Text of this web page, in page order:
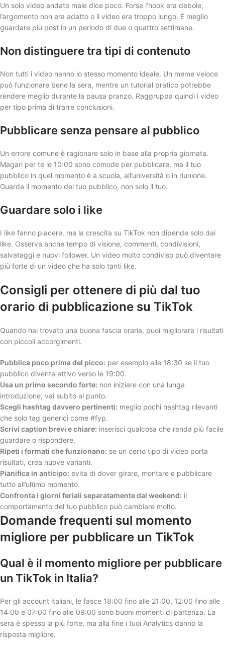
Un solo video andato male dice poco. Forse l’hook era debole,
l’argomento non era adatto o il video era troppo lungo. È meglio
guardare più post in un periodo di due o quattro settimane.
Non distinguere tra tipi di contenuto
Non tutti i video hanno lo stesso momento ideale. Un meme veloce
può funzionare bene la sera, mentre un tutorial pratico potrebbe
rendere meglio durante la pausa pranzo. Raggruppa quindi i video
per tipo prima di trarre conclusioni.
Pubblicare senza pensare al pubblico
Un errore comune è ragionare solo in base alla propria giornata.
Magari per te le 10:00 sono comode per pubblicare, ma il tuo
pubblico in quel momento è a scuola, all’università o in riunione.
Guarda il momento del tuo pubblico, non solo il tuo.
Guardare solo i like
I like fanno piacere, ma la crescita su TikTok non dipende solo dai
like. Osserva anche tempo di visione, commenti, condivisioni,
salvataggi e nuovi follower. Un video molto condiviso può diventare
più forte di un video che ha solo tanti like.
Consigli per ottenere di più dal tuo
orario di pubblicazione su TikTok
Quando hai trovato una buona fascia oraria, puoi migliorare i risultati
con piccoli accorgimenti.
Pubblica poco prima del picco: per esempio alle 18:30 se il tuo
pubblico diventa attivo verso le 19:00.
Usa un primo secondo forte: non iniziare con una lunga
introduzione, vai subito al punto.
Scegli hashtag davvero pertinenti: meglio pochi hashtag rilevanti
che solo tag generici come #fyp.
Scrivi caption brevi e chiare: inserisci qualcosa che renda più facile
guardare o rispondere.
Ripeti i formati che funzionano: se un certo tipo di video porta
risultati, crea nuove varianti.
Pianifica in anticipo: evita di dover girare, montare e pubblicare
tutto all’ultimo momento.
Confronta i giorni feriali separatamente dal weekend: il
comportamento del tuo pubblico può cambiare molto.
Domande frequenti sul momento
migliore per pubblicare un TikTok
Qual è il momento migliore per pubblicare
un TikTok in Italia?
Per gli account italiani, le fasce 18:00 fino alle 21:00, 12:00 fino alle
14:00 e 07:00 fino alle 09:00 sono buoni momenti di partenza. La
sera è spesso la più forte, ma alla fine i tuoi Analytics danno la
risposta migliore.